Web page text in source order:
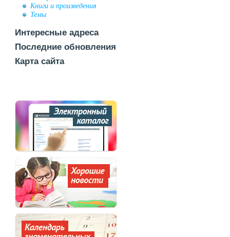
Книги и произведения
Темы
Интересные адреса
Последние обновления
Карта сайта